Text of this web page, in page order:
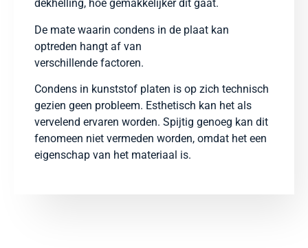
dekhelling, hoe gemakkelijker dit gaat.
De mate waarin condens in de plaat kan
optreden hangt af van
verschillende factoren.
Condens in kunststof platen is op zich technisch
gezien geen probleem. Esthetisch kan het als
vervelend ervaren worden. Spijtig genoeg kan dit
fenomeen niet vermeden worden, omdat het een
eigenschap van het materiaal is.